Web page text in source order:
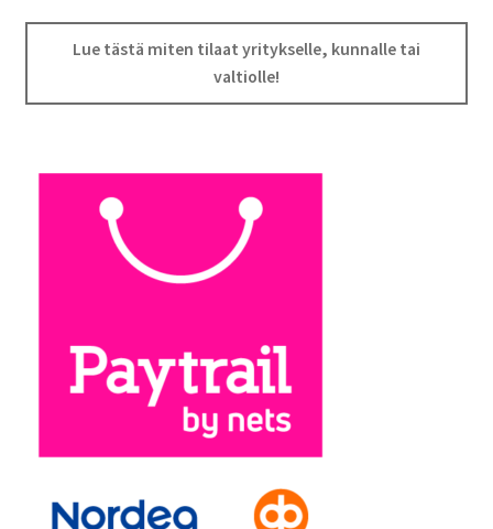
Lue tästä miten tilaat yritykselle, kunnalle tai
valtiolle!